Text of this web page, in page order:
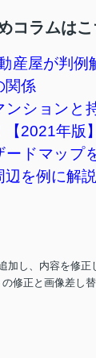
コラムはこ
産屋が判例
関係
ンションと
2021年版】
ードマップ
を例に解説
加し、内容を修正
修正と画像差し替